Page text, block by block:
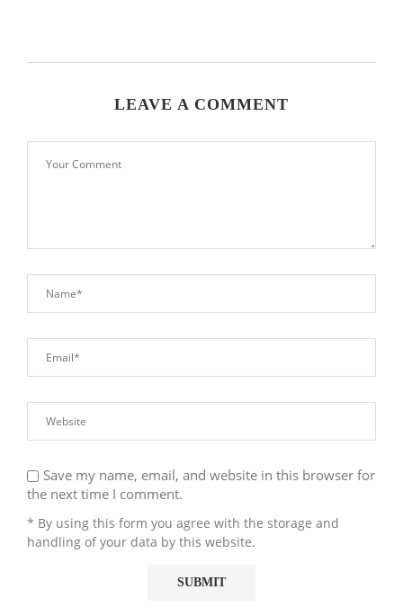
LEAVE A COMMENT
Save my name, email, and website in this browser for
the next time I comment.
* By using this form you agree with the storage and
handling of your data by this website.